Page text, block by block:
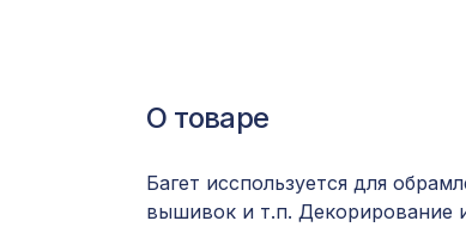
О товаре
Багет исспользуется для
вышивок и т.п. Декорирование